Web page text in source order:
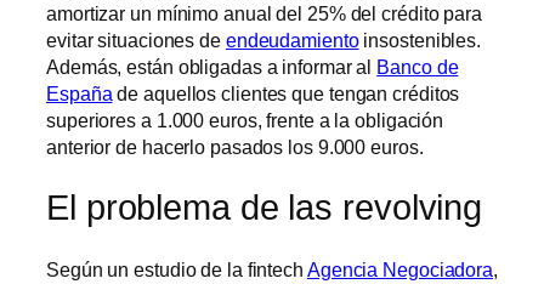
amortizar un mínimo anual del 25% del crédito para
evitar situaciones de endeudamientoinsostenibles.
Además, están obligadas a informar al Banco de
España de aquellos clientes que tengan créditos
superiores a 1.000 euros, frente a la obligación
anterior de hacerlo pasados los 9.000 euros.
El problema de las revolving
Según un estudio de la fintech Agencia Negociadora,